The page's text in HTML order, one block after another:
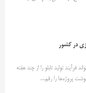
در کشور
فرآیند تولید تابلو را از چند هفته
پروژه‌ها را رقم...